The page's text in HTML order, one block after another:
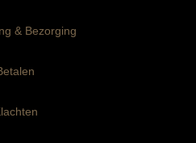
& Bezorging